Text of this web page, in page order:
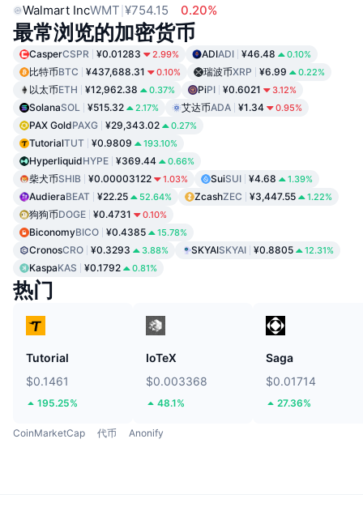
Walmart IncWMT ¥754.15 0.20%
最常浏览的加密货币
CasperCSPR ¥0.01283 2.99% ADIADI ¥46.48 0.10%
比特币BTC ¥437,688.31 0.10% 瑞波币XRP ¥6.99 0.22%
以太币ETH ¥12,962.38 0.37% PiPI ¥0.6021 3.12%
SolanaSOL ¥515.32 2.17% 艾达币ADA ¥1.34 0.95%
PAX GoldPAXG ¥29,343.02 0.27%
TutorialTUT ¥0.9809 193.10%
HyperliquidHYPE ¥369.44 0.66%
柴犬币SHIB ¥0.00003122 1.03% SuiSUI ¥4.68 1.39%
AudieraBEAT ¥22.25 52.64% ZcashZEC ¥3,447.55 1.22%
狗狗币DOGE ¥0.4731 0.10%
BiconomyBICO ¥0.4385 15.78%
CronosCRO ¥0.3293 3.88% SKYAISKYAI ¥0.8805 12.31%
KaspaKAS ¥0.1792 0.81%
热门
Tutorial
$0.1461
195.25%
IoTeX
$0.003368
48.1%
Saga
$0.01714
27.36%
CoinMarketCap 代币 Anonify